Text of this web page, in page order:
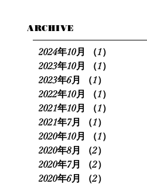
ARCHIVE
2024年10月 （1）
2023年10月
（1）
2023年6月
（1）
2022年10月
（1）
2021年10月
（1）
2021年7月
（1）
2020年10月
（1）
2020年8月
（2）
2020年7月
（2）
2020年6月
（2）